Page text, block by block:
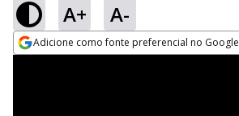
A+ A-
Adicione como fonte preferencial no Google